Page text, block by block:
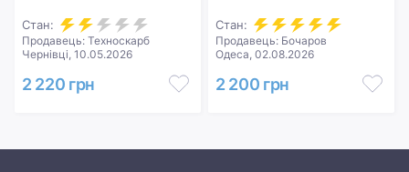
Стан:
Продавець: Техноскарб
Чернівці, 10.05.2026
2 220 грн
Стан:
Продавець: Бочаров
Одеса, 02.08.2026
2 200 грн